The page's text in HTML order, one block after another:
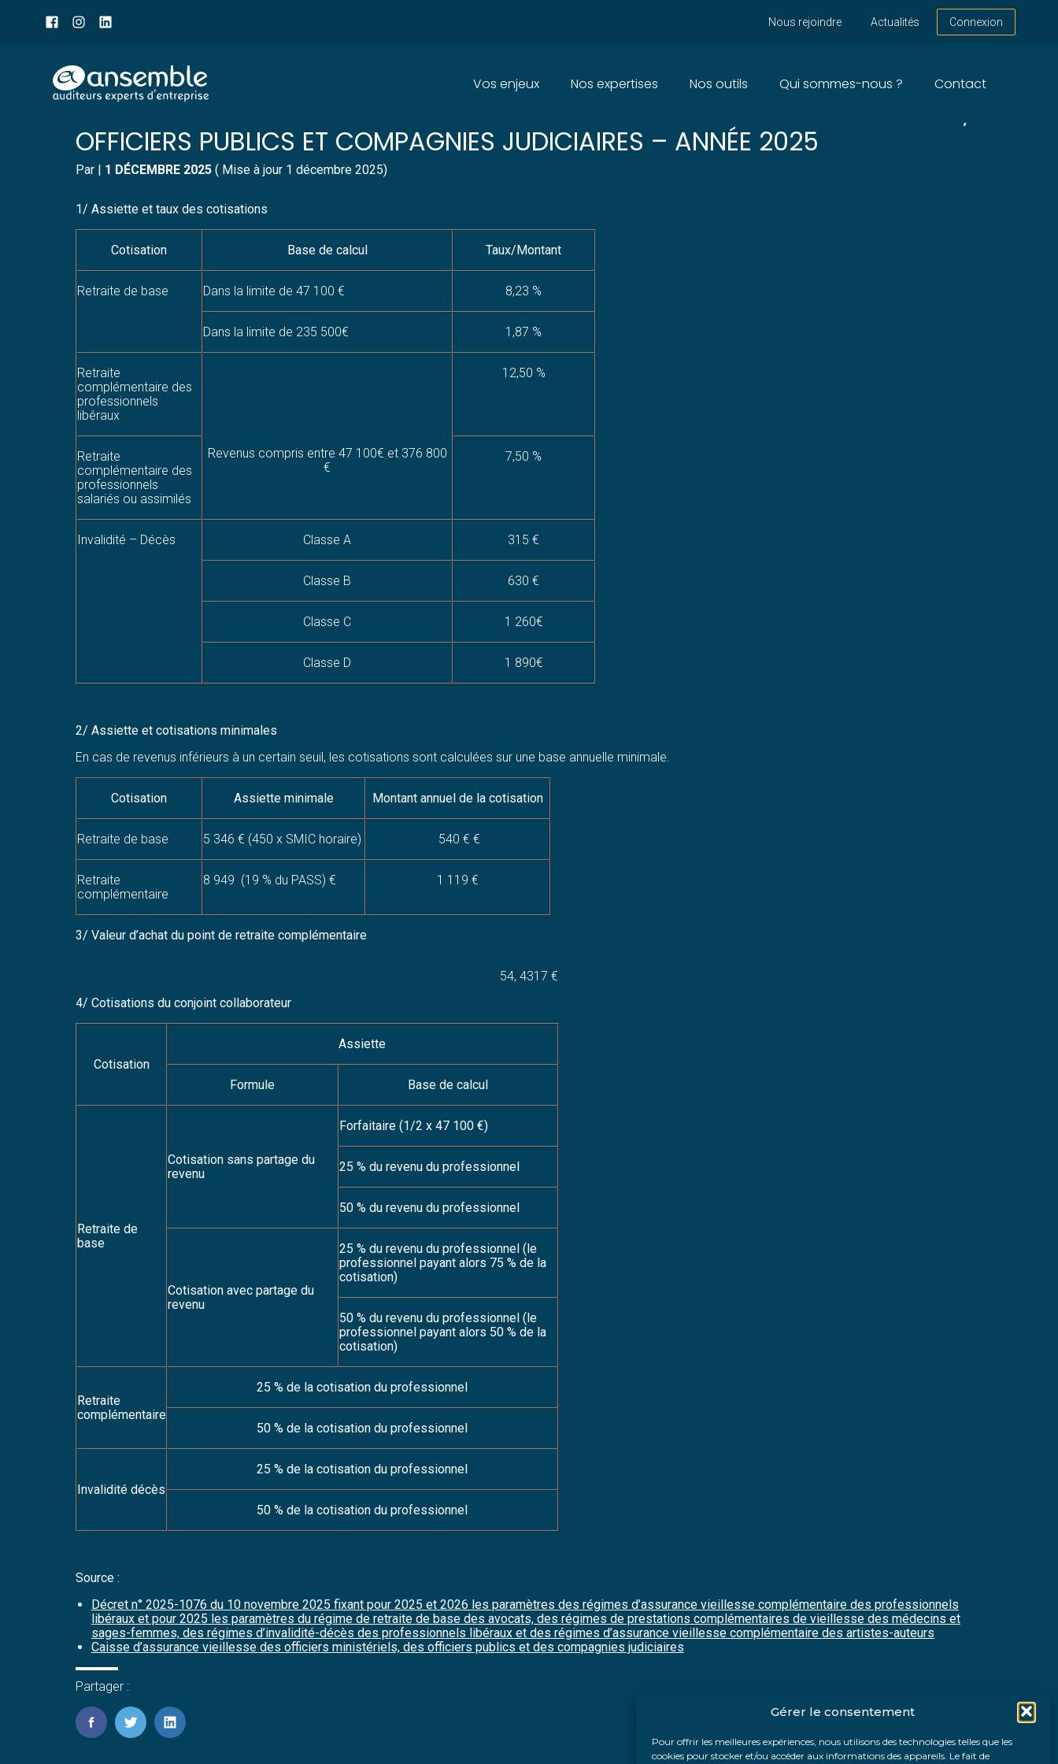
Gérer le consentement
Pour offrir les meilleures expériences, nous utilisons des technologies telles que les
cookies pour stocker et/ou accéder aux informations des appareils. Le fait de
header
Nous rejoindre Actualités Connexion
Aller
au
Principal
Vos enjeux Nos expertises Nos outils Qui sommes-nous ? Contact
TABLEAU DES COTISATIONS SOCIALES DUES PAR LES OFFICIERS MINISTÉRIELS,
OFFICIERS PUBLICS ET COMPAGNIES JUDICIAIRES – ANNÉE 2025
Par | 1 DÉCEMBRE 2025( Mise à jour 1 décembre 2025)
1/ Assiette et taux des cotisations
Cotisation Base de calcul Taux/Montant
Retraite de base Dans la limite de 47 100 € 8,23 %
Dans la limite de 235 500€ 1,87 %
Retraite
complémentaire des
professionnels
libéraux
Revenus compris entre 47 100€ et 376 800
€
12,50 %
Retraite
complémentaire des
professionnels
salariés ou assimilés
7,50 %
Invalidité – Décès Classe A 315 €
Classe B 630 €
Classe C 1 260€
Classe D 1 890€
2/ Assiette et cotisations minimales
En cas de revenus inférieurs à un certain seuil, les cotisations sont calculées sur une base annuelle minimale.
Cotisation Assiette minimale Montant annuel de la cotisation
Retraite de base 5 346 € (450 x SMIC horaire) 540 € €
Retraite
complémentaire
8 949 (19 % du PASS) € 1 119 €
3/ Valeur d’achat du point de retraite complémentaire
54, 4317 €
4/ Cotisations du conjoint collaborateur
Cotisation
Assiette
Formule Base de calcul
Retraite de
base
Cotisation sans partage du
revenu
Forfaitaire (1/2 x 47 100 €)
25 % du revenu du professionnel
50 % du revenu du professionnel
Cotisation avec partage du
revenu
25 % du revenu du professionnel (le
professionnel payant alors 75 % de la
cotisation)
50 % du revenu du professionnel (le
professionnel payant alors 50 % de la
cotisation)
Retraite
complémentaire
25 % de la cotisation du professionnel
50 %de la cotisation du professionnel
Invalidité décès
25 % de la cotisation du professionnel
50 %de la cotisation du professionnel
Source :
Décret n° 2025-1076 du 10 novembre 2025 fixant pour 2025 et 2026 les paramètres des régimes d’assurance vieillesse complémentaire des professionnels
libéraux et pour 2025 les paramètres du régime de retraite de base des avocats, des régimes de prestations complémentaires de vieillesse des médecins et
sages-femmes, des régimes d’invalidité-décès des professionnels libéraux et des régimes d’assurance vieillesse complémentaire des artistes-auteurs
Caisse d’assurance vieillesse des officiers ministériels, des officiers publics et des compagnies judiciaires
Partager :
FaceBook
TwitterLinkedIn